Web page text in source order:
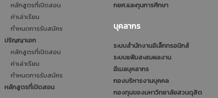
หลักสูตรที่เปิดสอน
ค่าเล่าเรียน
กำหนดการรับสมัคร
ปริญญาเอก
หลักสูตรที่เปิดสอน
ค่าเล่าเรียน
กำหนดการรับสมัคร
หลักสูตรที่เปิดสอน
กยศ.และทุนการศึกษา
บุคลากร
ระบบสำนักงานอิเล็กทรอนิกส์
ระบบแฟ้มสะสมผลงาน
อีเมลบุคลากร
กองบริหารงานบุคคล
กองทุนของมหาวิทยาลัยสวนดุสิต